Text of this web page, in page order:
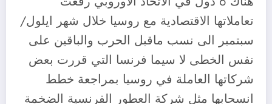
تعاملاتها الاقتصادية مع روسيا خلال شهر ايلول/
سبتمبر الى نسب ماقبل الحرب والباقين على
نفس الخطى لا سيما فرنسا التي قررت بعض
شركاتها العاملة في روسيا بمراجعة خطط
انسحابها مثل شركة العطور الفرنسية الضخمة